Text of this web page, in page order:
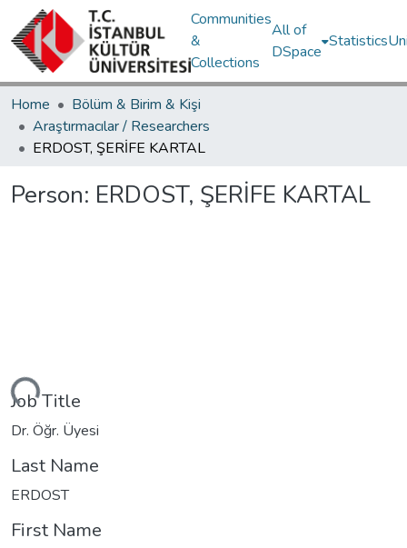
Communities
&
Collections
All of
DSpace
Statistics
Home
Bölüm & Birim & Kişi
Araştırmacılar / Researchers
ERDOST, ŞERİFE KARTAL
Person: ERDOST, ŞERİFE KARTAL
Job Title
Dr. Öğr. Üyesi
Last Name
ERDOST
First Name